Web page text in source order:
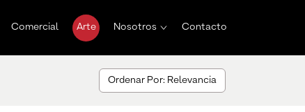
Comercial Arte Nosotros Contacto
Ordenar Por: Relevancia